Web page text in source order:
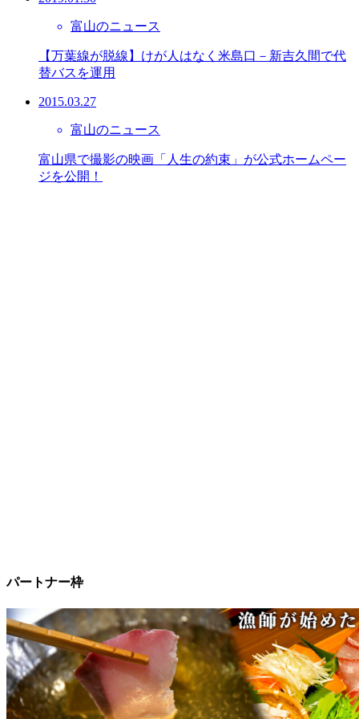
富山のニュース
【万葉線が脱線】けが人はなく米島口－新吉久間で代
替バスを運用
2015.03.27
富山のニュース
富山県で撮影の映画「人生の約束」が公式ホームペー
ジを公開！
パートナー枠